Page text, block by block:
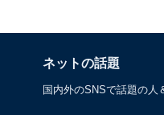
ネットの話題
国内外のSNSで話題の人